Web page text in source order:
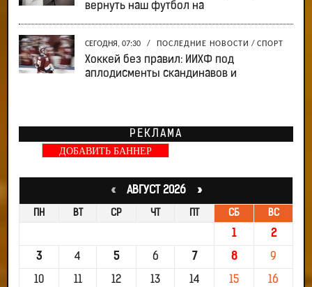
вернуть наш футбол на
СЕГОДНЯ, 07:30 / ПОСЛЕДНИЕ НОВОСТИ / СПОРТ
Хоккей без правил: ИИХФ под
аплодисменты скандинавов и
РЕКЛАМА
ДОБАВИТЬ БАННЕР
«АВГУСТ 2026 »
ПН ВТ СР ЧТ ПТ СБ ВС
1 2
3 4 5 6 7 8 9
10 11 12 13 14 15 16